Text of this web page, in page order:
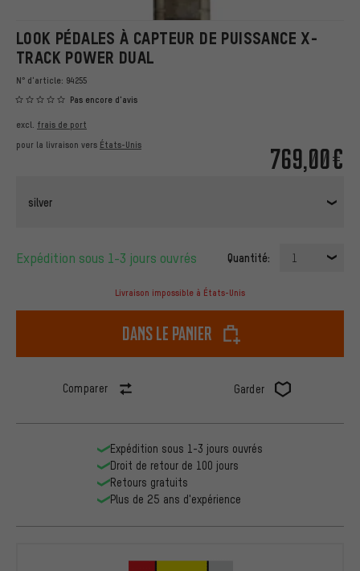
LOOK PÉDALES À CAPTEUR DE PUISSANCE X-
TRACK POWER DUAL
N° d'article: 94255
Pas encore d'avis
769,00€
excl. frais de port
pour la livraison vers États-Unis
silver
Expédition sous 1-3 jours ouvrés Quantité: 1
Livraison impossible à États-Unis
dans le panier
Comparer Garder
Expédition sous 1-3 jours ouvrés
Droit de retour de 100 jours
Retours gratuits
Plus de 25 ans d'expérience